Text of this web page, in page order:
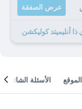
عرض الصفقة
الموقع الأسئلة الشائعة